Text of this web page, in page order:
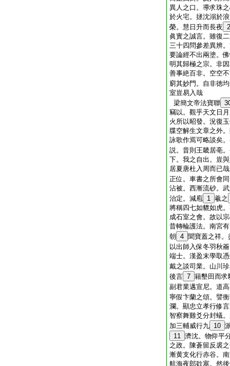
異人之口。導求珠
於火宅。拯沈溺於
榮。慧日升而長夜
眞實之誠言。雖復
三十四問參差異辨
要論經不出兩塗。
明其歸極之宗。非
善事絶百非。空空
窮其妙門。自非徳
室豈易入哉
梁簡文帝法寶聯
竊以。觀乎天文日
火所以昭發。況復
牒空解生文章之外
詠歌作焉可略談矣
説。昔則王畿居亳
下。我之自出。豈
居夏唐杜入周而已
正位。車書之所會
沾被。西漸流砂。
治定。減庖 1 羲之
將稱四七如貔如虎
成石室之會。故以
昔轉輪護法。南宮
朝 4 聞寶蓋之祥
以出師入保冬羽秋
端士。漢盈末學取
戴之談司業。山川
後言 7 籍墾田而求
副君業邁宣尼。道
寧假卞蘭之頌。譬
瀾。顯忠立孝行修
智察舞雞爻分封蟻
加三輔威行九 10
11 濟沈。物仰平
之政。陳蒼留反裘
漸黄支化行赤谷。
航海夜郎欵塞。然